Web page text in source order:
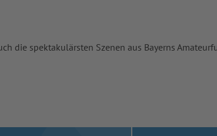
die spektakulärsten Szenen aus Bayerns